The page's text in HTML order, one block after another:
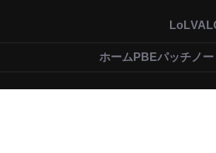
LoL
ホーム PBEパッチノ